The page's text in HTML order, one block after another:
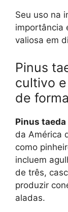
Seu uso na
importância
valiosa em
Pinus
cultivo
de
Pinus taeda
da América
como
incluem
de três,
produzir
aladas.